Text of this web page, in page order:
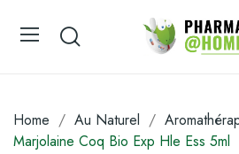
Home Au Naturel
Marjolaine Coq Bio Exp Hle Ess 5ml